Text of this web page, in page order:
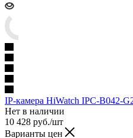
IP-камера HiWatch IPC-B042-
Нет в наличии
10 428 руб./шт
Варианты цен